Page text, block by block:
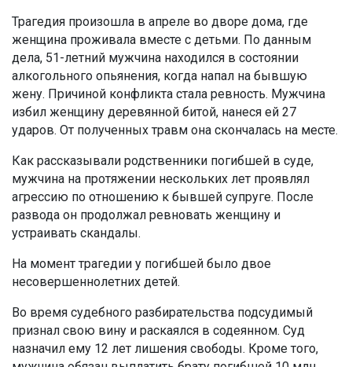
Трагедия произошла в апреле во дворе дома, где
женщина проживала вместе с детьми. По данным
дела, 51-летний мужчина находился в состоянии
алкогольного опьянения, когда напал на бывшую
жену. Причиной конфликта стала ревность. Мужчина
избил женщину деревянной битой, нанеся ей 27
ударов. От полученных травм она скончалась на месте.
Как рассказывали родственники погибшей в суде,
мужчина на протяжении нескольких лет проявлял
агрессию по отношению к бывшей супруге. После
развода он продолжал ревновать женщину и
устраивать скандалы.
На момент трагедии у погибшей было двое
несовершеннолетних детей.
Во время судебного разбирательства подсудимый
признал свою вину и раскаялся в содеянном. Суд
назначил ему 12 лет лишения свободы. Кроме того,